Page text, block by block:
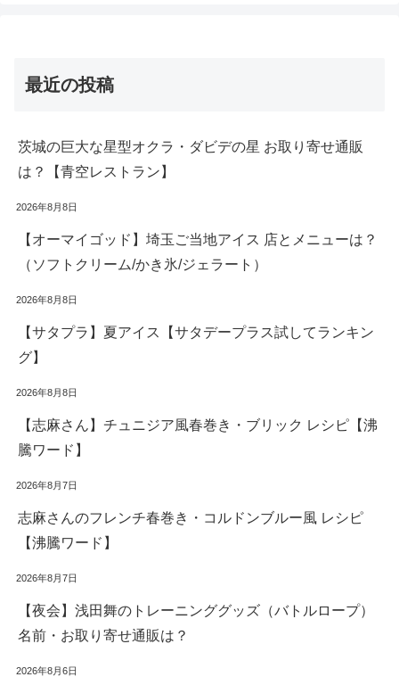
最近の投稿
茨城の巨大な星型オクラ・ダビデの星 お取り寄せ通販
は？【青空レストラン】
2026年8月8日
【オーマイゴッド】埼玉ご当地アイス 店とメニューは？
（ソフトクリーム/かき氷/ジェラート）
2026年8月8日
【サタプラ】夏アイス【サタデープラス試してランキン
グ】
2026年8月8日
【志麻さん】チュニジア風春巻き・ブリック レシピ【沸
騰ワード】
2026年8月7日
志麻さんのフレンチ春巻き・コルドンブルー風 レシピ
【沸騰ワード】
2026年8月7日
【夜会】浅田舞のトレーニンググッズ（バトルロープ）
名前・お取り寄せ通販は？
2026年8月6日